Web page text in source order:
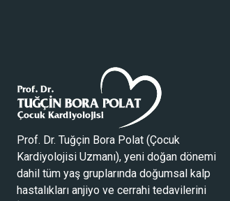
Prof. Dr. Tuğçin Bora Polat (Çocuk
Kardiyolojisi Uzmanı), yeni doğan dönemi
dahil tüm yaş gruplarında doğumsal kalp
hastalıkları anjiyo ve cerrahi tedavilerini